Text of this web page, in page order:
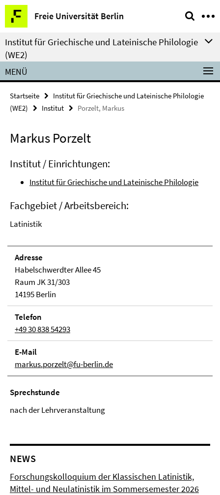
Springe
direkt
zu
Inhalt
Freie Universität Berlin
Service-
Navigation
Institut für Griechische und Lateinische Philologie
(WE2)
MENÜ
Startseite
Institut für Griechische und Lateinische Philologie
(WE2)
Institut Porzelt, Markus
Markus Porzelt
Institut / Einrichtungen:
Institut für Griechische und Lateinische Philologie
Fachgebiet / Arbeitsbereich:
Latinistik
Adresse
Habelschwerdter Allee 45
Raum JK 31/303
14195 Berlin
Telefon
+49 30 838 54293
E-Mail
markus.porzelt@fu-berlin.de
Sprechstunde
nach der Lehrveranstaltung
NEWS
Forschungskolloquium der Klassischen Latinistik,
Mittel- und Neulatinistik im Sommersemester 2026